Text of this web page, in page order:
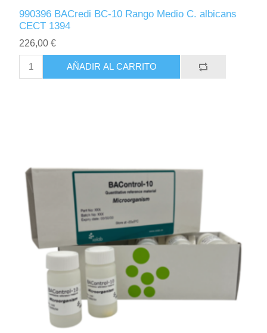
990396 BACredi BC-10 Rango Medio C. albicans
CECT 1394
226,00 €
AÑADIR AL CARRITO